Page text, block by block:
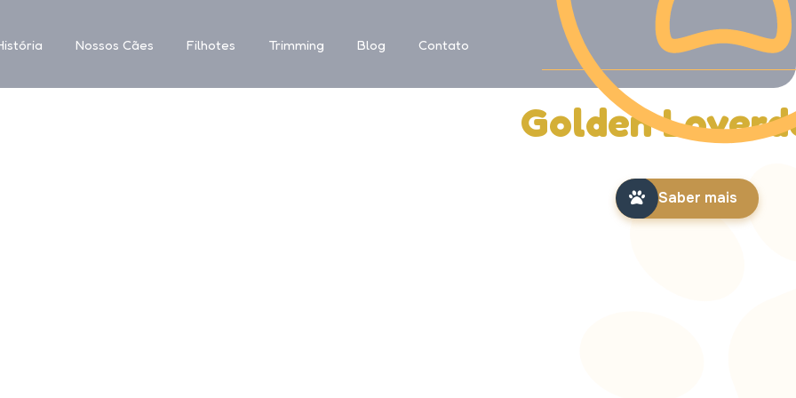
Nossos Cães Filhotes Trimming Blog Contato
Saiba mais
História da
Golden
Saber mais